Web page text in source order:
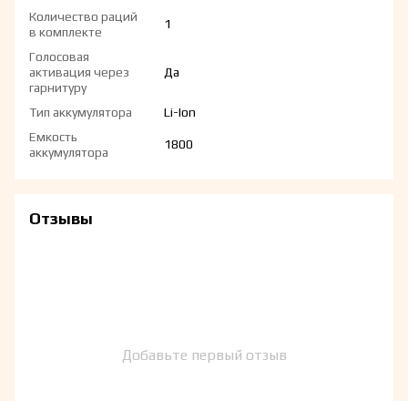
Количество раций
в комплекте
1
Голосовая
активация через
гарнитуру
Да
Тип аккумулятора
Li-Ion
Емкость
аккумулятора
1800
Отзывы
Добавьте первый отзыв